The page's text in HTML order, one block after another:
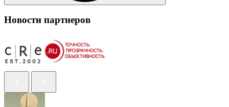
Новости партнеров